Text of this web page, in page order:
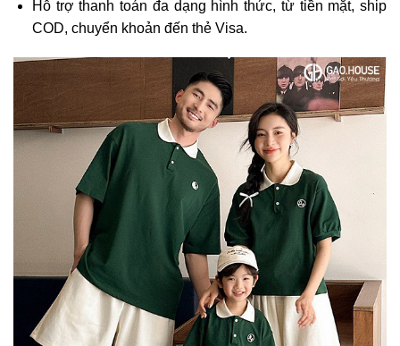
Hỗ trợ thanh toán đa dạng hình thức, từ tiền mặt, ship
COD, chuyển khoản đến thẻ Visa.